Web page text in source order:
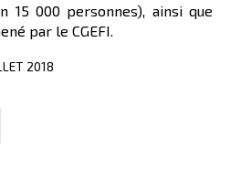
15 000 personnes), ainsi que
par le CGEFI.
2018